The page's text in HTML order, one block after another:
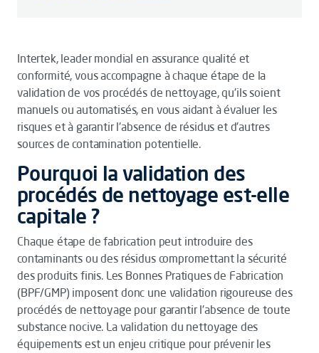
Intertek, leader mondial en assurance qualité et
conformité, vous accompagne à chaque étape de la
validation de vos procédés de nettoyage, qu'ils soient
manuels ou automatisés, en vous aidant à évaluer les
risques et à garantir l'absence de résidus et d'autres
sources de contamination potentielle.
Pourquoi la validation des
procédés de nettoyage est-elle
capitale ?
Chaque étape de fabrication peut introduire des
contaminants ou des résidus compromettant la sécurité
des produits finis. Les Bonnes Pratiques de Fabrication
(BPF/GMP) imposent donc une validation rigoureuse des
procédés de nettoyage pour garantir l'absence de toute
substance nocive. La validation du nettoyage des
équipements est un enjeu critique pour prévenir les